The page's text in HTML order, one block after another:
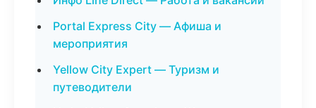
Portal Express City — Афиша и
мероприятия
Yellow City Expert — Туризм и
путеводители